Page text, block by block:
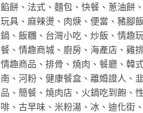
餡餅 、 法式 、 麵包 、 快餐 、 蔥油餅 、
玩具 、 麻辣燙 、 肉焿 、 便當 、 豬腳飯
鍋 、 飯糰 、 台灣小吃 、 炒飯 、 情趣
餐 、 情趣商城 、 廚房 、 海產店 、 雞
情趣商品 、 排骨 、 燒肉 、 餐廳 、 韓
南 、 河粉 、 健康餐盒 、 離婚證人 、
品 、 簡餐 、 燒肉店 、 火鍋吃到飽 、
啡 、 古早味 、 米粉湯 、 冰 、 迪化街 、